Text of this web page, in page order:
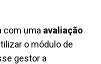
com uma avaliação
o módulo de
gestor a